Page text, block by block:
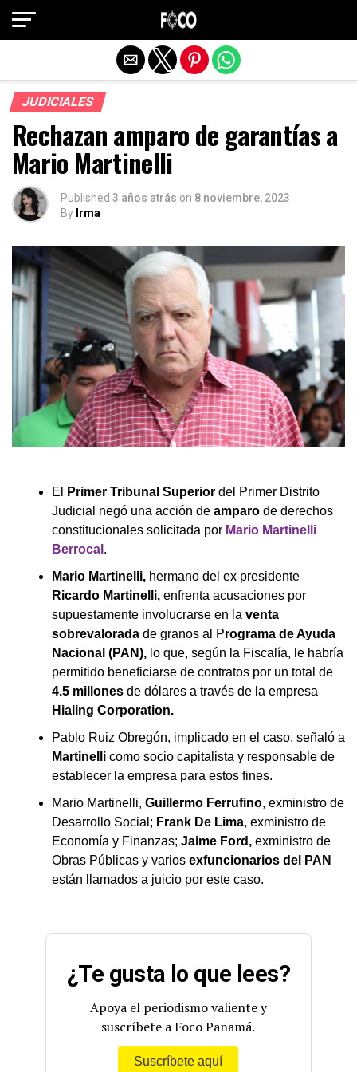
JUDICIALES
Rechazan amparo de garantías a
Mario Martinelli
Published 3 años atrás on 8 noviembre, 2023
By Irma
El Primer Tribunal Superior del Primer Distrito
Judicial negó una acción de amparo de derechos
constitucionales solicitada por Mario Martinelli
Berrocal .
Mario Martinelli, hermano del ex presidente
Ricardo Martinelli, enfrenta acusaciones por
supuestamente involucrarse en la venta
sobrevalorada de granos al Programa de Ayuda
Nacional (PAN), lo que, según la Fiscalía, le habría
permitido beneficiarse de contratos por un total de
4.5 millones de dólares a través de la empresa
Hialing Corporation.
Pablo Ruiz Obregón, implicado en el caso, señaló a
Martinelli como socio capitalista y responsable de
establecer la empresa para estos fines.
Mario Martinelli, Guillermo Ferrufino, exministro de
Desarrollo Social; Frank De Lima, exministro de
Economía y Finanzas; Jaime Ford, exministro de
Obras Públicas y varios exfuncionarios del PAN
están llamados a juicio por este caso.
¿Te gusta lo que lees?
Apoya el periodismo valiente y
suscríbete a Foco Panamá.
Suscríbete aquí
Salir de la versión móvil